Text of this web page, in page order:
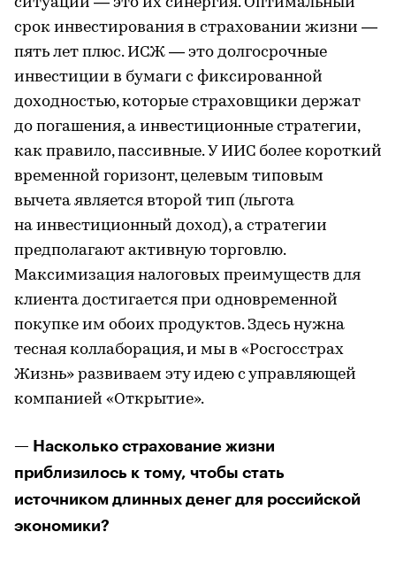
срок инвестирования в страховании жизни —
пять лет плюс. ИСЖ — это долгосрочные
инвестиции в бумаги с фиксированной
доходностью, которые страховщики держат
до погашения, а инвестиционные стратегии,
как правило, пассивные. У ИИС более короткий
временной горизонт, целевым типовым
вычета является второй тип (льгота
на инвестиционный доход), а стратегии
предполагают активную торговлю.
Максимизация налоговых преимуществ для
клиента достигается при одновременной
покупке им обоих продуктов. Здесь нужна
тесная коллаборация, и мы в «Росгосстрах
Жизнь» развиваем эту идею с управляющей
компанией «Открытие».
— Насколько страхование жизни
приблизилось к тому, чтобы стать
источником длинных денег для российской
экономики?